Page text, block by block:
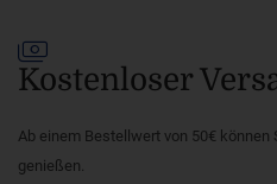
Kostenloser
Ab einem Bestellwert von 50€ können
genießen.